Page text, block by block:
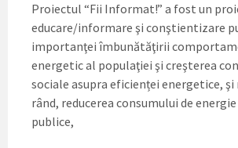
Proiectul “Fii Informat!” a fost un
educare/informare şi conştientizare
importanţei îmbunătăţirii
energetic al populaţiei şi creşterea
sociale asupra eficienței energetice,
rând, reducerea consumului de
publice,